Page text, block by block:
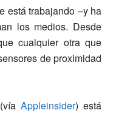
está trabajando –y ha
los medios. Desde
cualquier otra que
de proximidad
Appleinsider) está